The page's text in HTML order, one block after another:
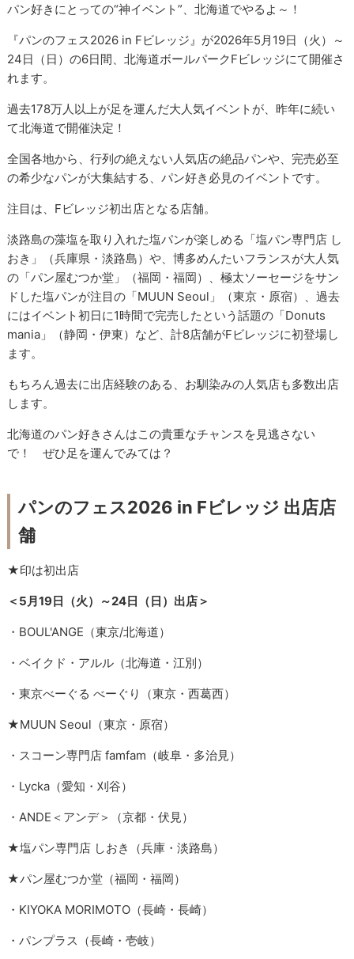
パン好きにとっての“神イベント”、北海道でやるよ～！
『パンのフェス2026 in Fビレッジ』が2026年5月19日（火）～
24日（日）の6日間、北海道ボールパークFビレッジにて開催さ
れます。
過去178万人以上が足を運んだ大人気イベントが、昨年に続い
て北海道で開催決定！
全国各地から、行列の絶えない人気店の絶品パンや、完売必至
の希少なパンが大集結する、パン好き必見のイベントです。
注目は、Fビレッジ初出店となる店舗。
淡路島の藻塩を取り入れた塩パンが楽しめる「塩パン専門店 し
おき」（兵庫県・淡路島）や、博多めんたいフランスが大人気
の「パン屋むつか堂」（福岡・福岡）、極太ソーセージをサン
ドした塩パンが注目の「MUUN Seoul」（東京・原宿）、過去
にはイベント初日に1時間で完売したという話題の「Donuts
mania」（静岡・伊東）など、計8店舗がFビレッジに初登場し
ます。
もちろん過去に出店経験のある、お馴染みの人気店も多数出店
します。
北海道のパン好きさんはこの貴重なチャンスを見逃さない
で！ ぜひ足を運んでみては？
パンのフェス2026 in Fビレッジ 出店店
舗
★印は初出店
＜5月19日（火）～24日（日）出店＞
・BOUL'ANGE（東京/北海道）
・ベイクド・アルル（北海道・江別）
・東京べーぐる べーぐり（東京・西葛西）
★MUUN Seoul（東京・原宿）
・スコーン専門店 famfam（岐阜・多治見）
・Lycka（愛知・刈谷）
・ANDE＜アンデ＞（京都・伏見）
★塩パン専門店 しおき（兵庫・淡路島）
★パン屋むつか堂（福岡・福岡）
・KIYOKA MORIMOTO（長崎・長崎）
・パンプラス（長崎・壱岐）